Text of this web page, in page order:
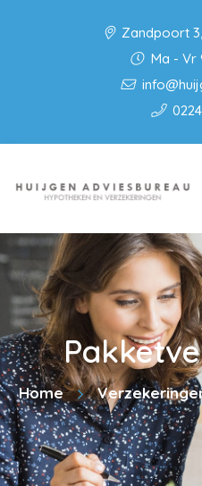
Zandpoort 3,
Ma - Vr
Home